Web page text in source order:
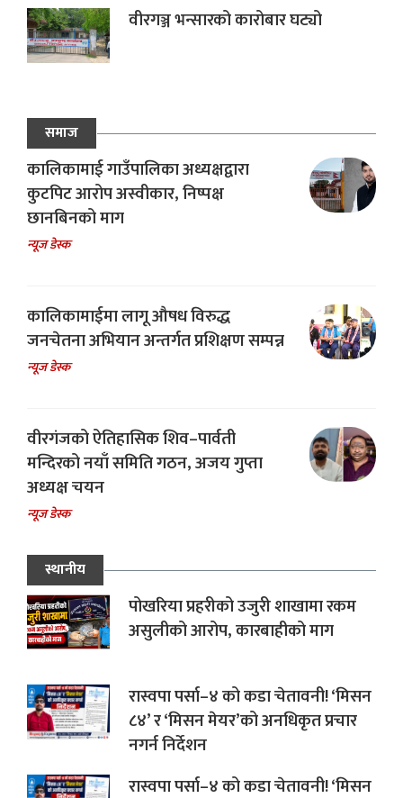
वीरगञ्ज भन्सारको कारोबार घट्यो
समाज
कालिकामाई गाउँपालिका अध्यक्षद्वारा
कुटपिट आरोप अस्वीकार, निष्पक्ष
छानबिनको माग
न्यूज डेस्क
कालिकामाईमा लागू औषध विरुद्ध
जनचेतना अभियान अन्तर्गत प्रशिक्षण सम्पन्न
न्यूज डेस्क
वीरगंजको ऐतिहासिक शिव–पार्वती
मन्दिरको नयाँ समिति गठन, अजय गुप्ता
अध्यक्ष चयन
न्यूज डेस्क
स्थानीय
पोखरिया प्रहरीको उजुरी शाखामा रकम
असुलीको आरोप, कारबाहीको माग
रास्वपा पर्सा–४ को कडा चेतावनी! ‘मिसन
८४’ र ‘मिसन मेयर’को अनधिकृत प्रचार
नगर्न निर्देशन
रास्वपा पर्सा–४ को कडा चेतावनी! ‘मिसन